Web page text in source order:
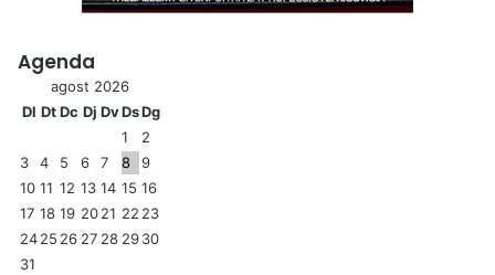
Agenda
agost 2026
Dl DtDc Dj DvDsDg
1
2
3
4 5 6 7 8
9
10 11 12 13 14 15 16
17 18 19 2021 22 23
2425 26 27 28 2930
31